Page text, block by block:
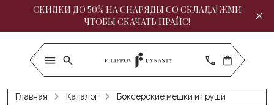
СКИДКИ ДО 50% НА СНАРЯДЫ СО СКЛАДА! ЖМИ
ЧТОБЫ СКАЧАТЬ ПРАЙС!
Главная Каталог Боксерские мешки и груши